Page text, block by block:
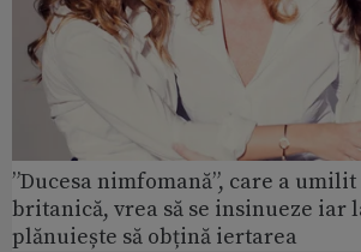
”Ducesa nimfomană”, care a
britanică, vrea să se insinueze iar
plănuiește să obțină iertarea